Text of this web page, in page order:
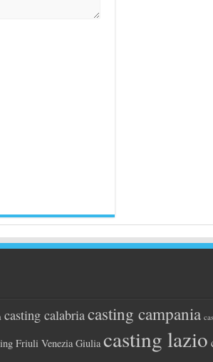
casting calabriacasting campania
Friuli Venezia Giulia casting lazio